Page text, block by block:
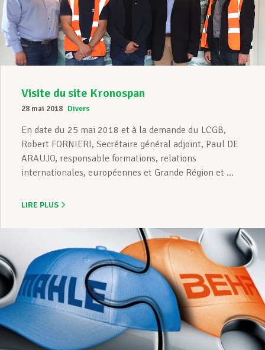
Visite du site Kronospan
28 mai 2018 Divers
En date du 25 mai 2018 et à la demande du LCGB,
Robert FORNIERI, Secrétaire général adjoint, Paul DE
ARAUJO, responsable formations, relations
internationales, européennes et Grande Région et ...
LIRE PLUS